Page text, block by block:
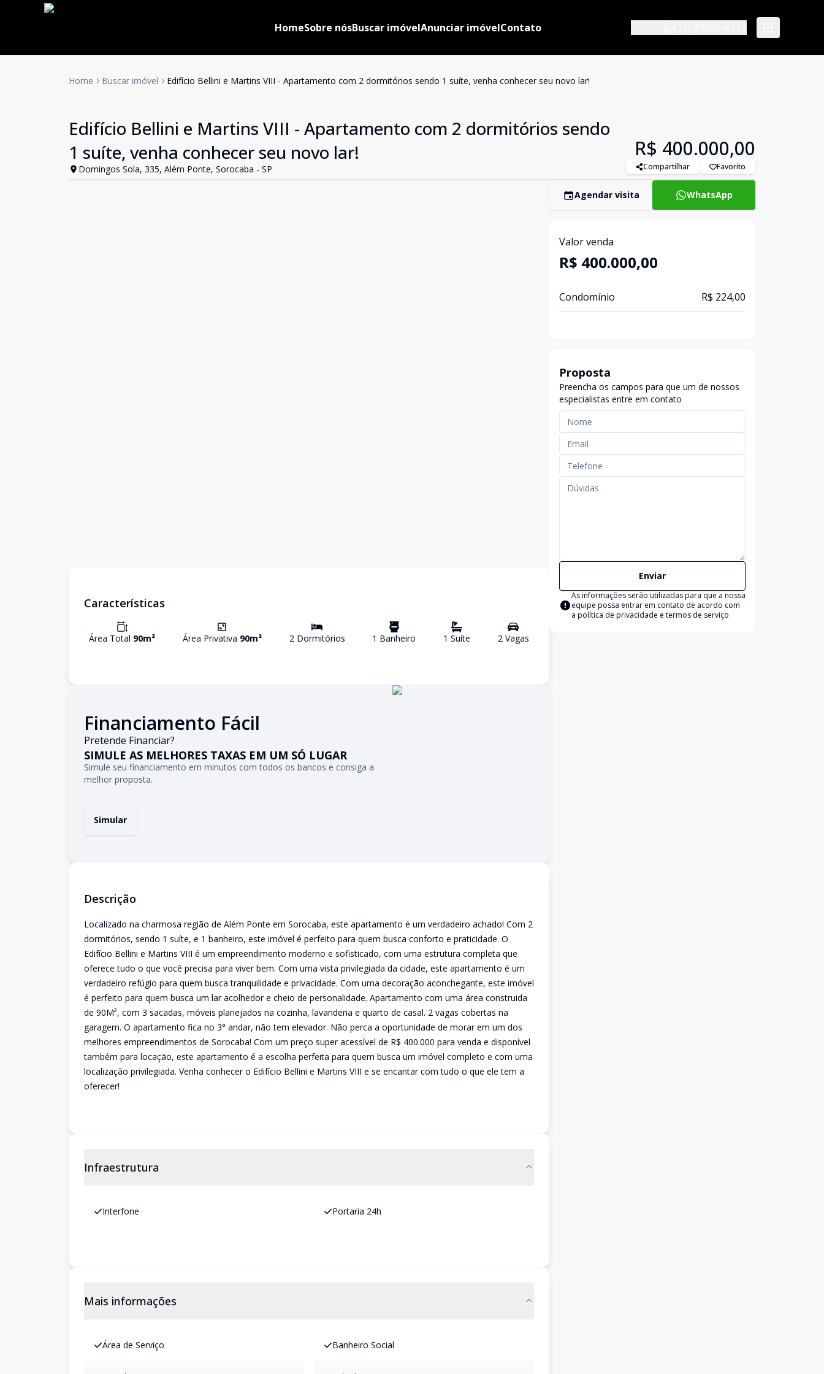
HomeSobre nósBuscar imóvelAnunciar imóvelContato
Home Buscar imóvel Edifício Bellini e Martins VIII - Apartamento com 2 dormitórios sendo 1 suíte, venha conhecer seu novo lar!
Edifício Bellini e Martins VIII - Apartamento com 2 dormitórios sendo
1 suíte, venha conhecer seu novo lar!
Domingos Sola, 335, Além Ponte, Sorocaba - SP
R$ 400.000,00
Compartilhar Favorito
Características
Área Total 90m² Área Privativa 90m² 2Dormitórios 1 Banheiro 1 Suíte 2Vagas
Financiamento Fácil
Pretende Financiar?
SIMULE AS MELHORES TAXAS EM UM SÓ LUGAR
Simule seu financiamento em minutos com todos os bancos e consiga a
melhor proposta.
Simular
Descrição
Localizado na charmosa região de Além Ponte em Sorocaba, este apartamento é um verdadeiro achado! Com 2
dormitórios, sendo 1 suíte, e 1 banheiro, este imóvel é perfeito para quem busca conforto e praticidade. O
Edifício Bellini e Martins VIII é um empreendimento moderno e sofisticado, com uma estrutura completa que
oferece tudo o que você precisa para viver bem. Com uma vista privilegiada da cidade, este apartamento é um
verdadeiro refúgio para quem busca tranquilidade e privacidade. Com uma decoração aconchegante, este imóvel
é perfeito para quem busca um lar acolhedor e cheio de personalidade. Apartamento com uma área construida
de 90M², com 3 sacadas, móveis planejados na cozinha, lavanderia e quarto de casal. 2 vagas cobertas na
garagem. O apartamento fica no 3° andar, não tem elevador. Não perca a oportunidade de morar em um dos
melhores empreendimentos de Sorocaba! Com um preço super acessível de R$ 400.000 para venda e disponível
também para locação, este apartamento é a escolha perfeita para quem busca um imóvel completo e com uma
localização privilegiada. Venha conhecer o Edifício Bellini e Martins VIII e se encantar com tudo o que ele tem a
oferecer!
Infraestrutura
Interfone Portaria 24h
Mais informações
Área de Serviço Banheiro Social
Agendar visita WhatsApp
Valor venda
R$ 400.000,00
Condomínio R$ 224,00
Proposta
Preencha os campos para que um de nossos
especialistas entre em contato
Enviar
As informações serão utilizadas para que a nossa
equipe possa entrar em contato de acordo com
a política de privacidade e termos de serviço